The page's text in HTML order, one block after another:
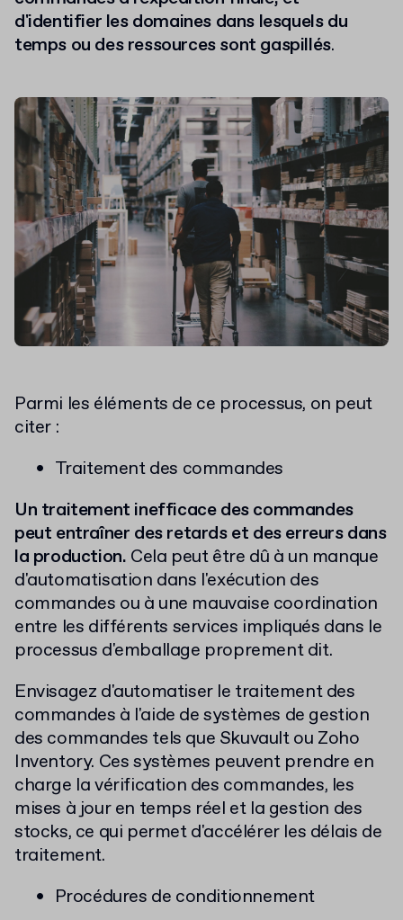
d'identifier les domaines dans lesquels du
temps ou des ressources sont gaspillés.
Parmi les éléments de ce processus, on peut
citer :
Traitement des commandes
Un traitement inefficace des commandes
peut entraîner des retards et des erreurs dans
la production. Cela peut être dû à un manque
d'automatisation dans l'exécution des
commandes ou à une mauvaise coordination
entre les différents services impliqués dans le
processus d'emballage proprement dit.
Envisagez d'automatiser le traitement des
commandes à l'aide de systèmes de gestion
des commandes tels que Skuvault ou Zoho
Inventory. Ces systèmes peuvent prendre en
charge la vérification des commandes, les
mises à jour en temps réel et la gestion des
stocks, ce qui permet d'accélérer les délais de
traitement.
Procédures de conditionnement